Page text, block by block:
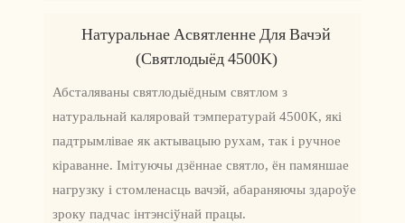
Натуральнае Асвятленне Для Вачэй
(святлодыёд 4500K)
Абсталяваны святлодыёдным святлом з
натуральнай каляровай тэмпературай 4500K, які
падтрымлівае як актывацыю рухам, так і ручное
кіраванне. Імітуючы дзённае святло, ён памяншае
нагрузку і стомленасць вачэй, абараняючы здароўе
зроку падчас інтэнсіўнай працы.